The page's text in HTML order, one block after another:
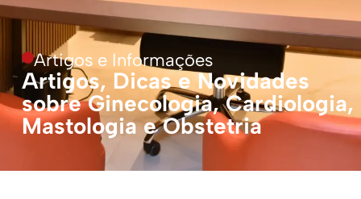
Artigos e Informações
Artigos, Dicas e Novidades
sobre Ginecologia, Cardiologia,
Mastologia e Obstetria